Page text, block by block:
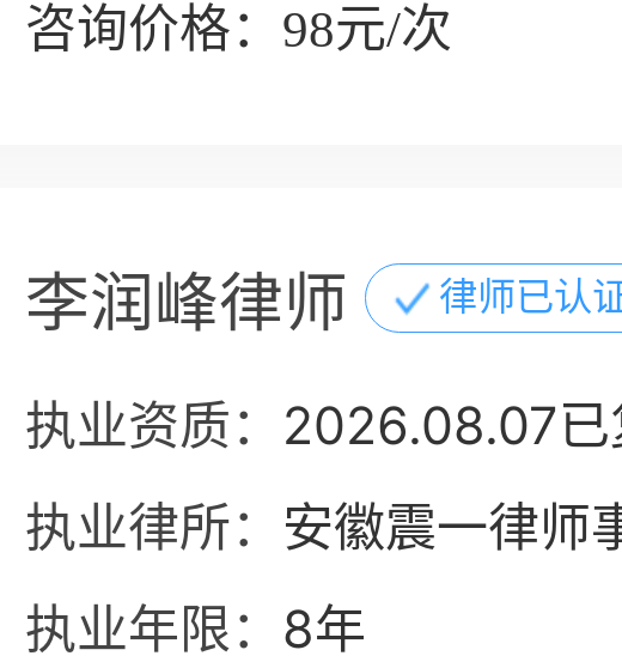
咨询价格：98元/次
李润峰律师 律师已认
执业资质： 2026.08.07已
执业律所： 安徽震一律师
执业年限： 8年